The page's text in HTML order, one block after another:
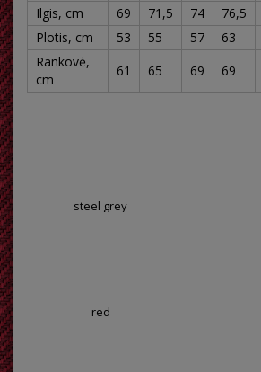
Ilgis, cm
69 71,5 74 76,5
Plotis, cm
53 55 57 63
Rankovė,
cm
61 65 69 69
steel grey
red